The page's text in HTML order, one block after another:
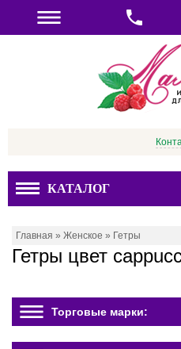
КАТАЛОГ
Главная » Женское » Гетры
Гетры цвет
Торговые марки: